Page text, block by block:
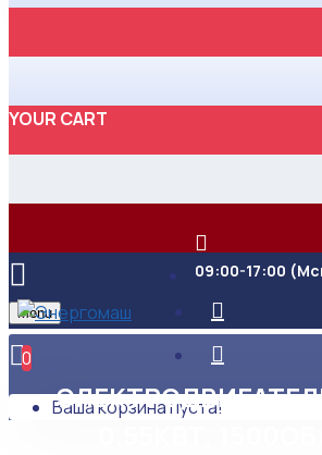
YOUR CART
09:00-17:00
Menu
0
Ваша корзина пуста!